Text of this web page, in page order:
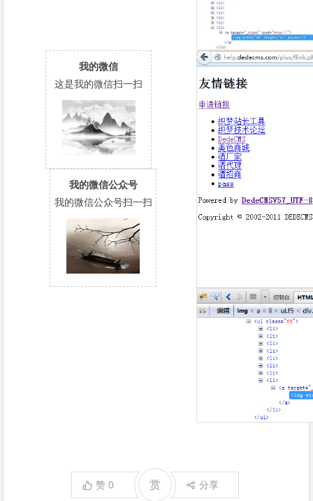
我的微信
这是我的微信扫一扫
我的微信公众号
我的微信公众号扫一扫
赞0 赏 分享